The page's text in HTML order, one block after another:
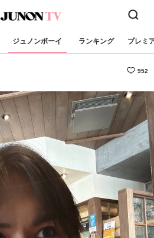
ジュノンボーイ ランキング プレミ
952